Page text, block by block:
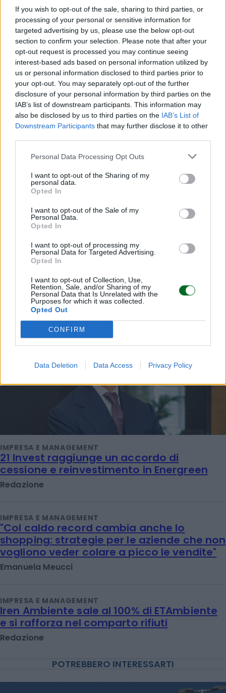
If you wish to opt-out of the sale, sharing to third parties, or
processing of your personal or sensitive information for
targeted advertising by us, please use the below opt-out
section to confirm your selection. Please note that after your
opt-out request is processed you may continue seeing
interest-based ads based on personal information utilized by
us or personal information disclosed to third parties prior to
your opt-out. You may separately opt-out of the further
disclosure of your personal information by third parties on the
IAB’s list of downstream participants. This information may
also be disclosed by us to third parties on the IAB’s List of
Downstream Participants that may further disclose it to other
Personal Data Processing Opt Outs
I want to opt-out of the Sharing of my
personal data.
Opted In
I want to opt-out of the Sale of my
Personal Data.
Opted In
I want to opt-out of processing my
Personal Data for Targeted Advertising.
Opted In
I want to opt-out of Collection, Use,
Retention, Sale, and/or Sharing of my
Personal Data that Is Unrelated with the
Purposes for which it was collected.
Opted Out
CONFIRM
Data Deletion Data Access Privacy Policy
agricoltura campagna
Condividi
Scegli Moneta come fonte preferita
LEGGI ANCHE
IMPRESA E MANAGEMENT
21 Invest raggiunge un accordo di
cessione e reinvestimento in Energreen
Redazione
IMPRESA E MANAGEMENT
"Col caldo record cambia anche lo
shopping: strategie per le aziende che non
vogliono veder colare a picco le vendite"
Emanuela Meucci
IMPRESA E MANAGEMENT
Iren Ambiente sale al 100% di ETAmbiente
e si rafforza nel comparto rifiuti
Redazione
POTREBBERO INTERESSARTI